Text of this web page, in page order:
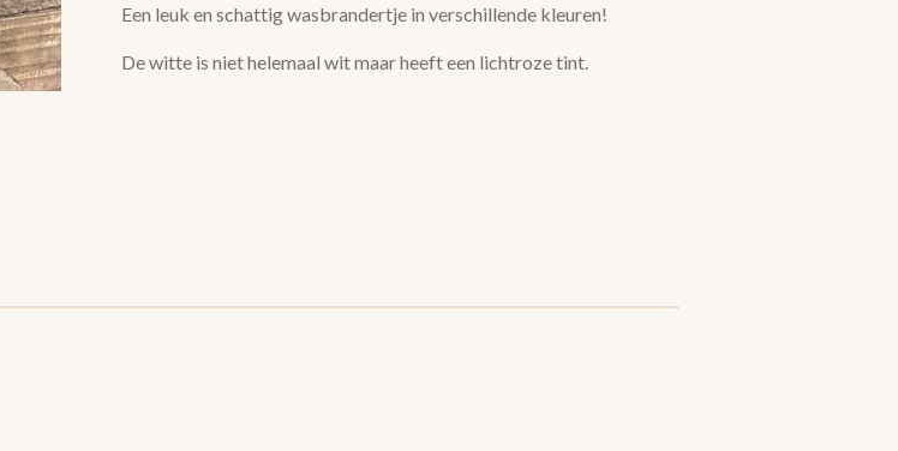
Een leuk en schattig wasbrandertje in verschillende kleuren!
De witte is niet helemaal wit maar heeft een lichtroze tint.